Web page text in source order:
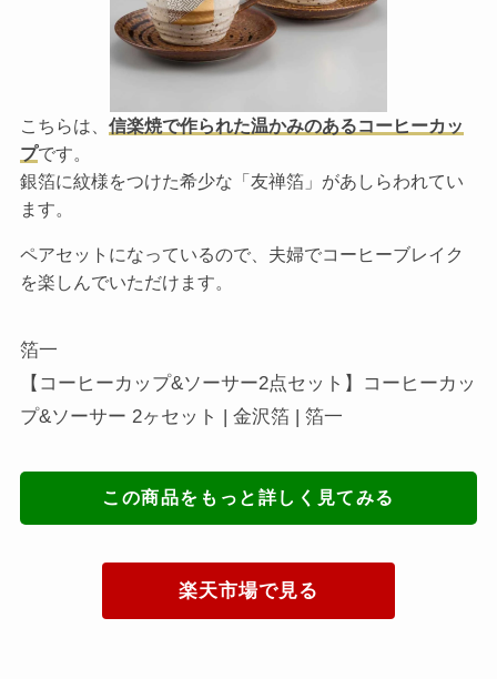
こちらは、 信楽焼で作られた温かみのあるコーヒーカッ
プです。
銀箔に紋様をつけた希少な「友禅箔」があしらわれてい
ます。
ペアセットになっているので、夫婦でコーヒーブレイク
を楽しんでいただけます。
箔一
【コーヒーカップ&ソーサー2点セット】コーヒーカッ
プ&ソーサー 2ヶセット | 金沢箔 | 箔一
この商品をもっと詳しく見てみる
楽天市場で見る